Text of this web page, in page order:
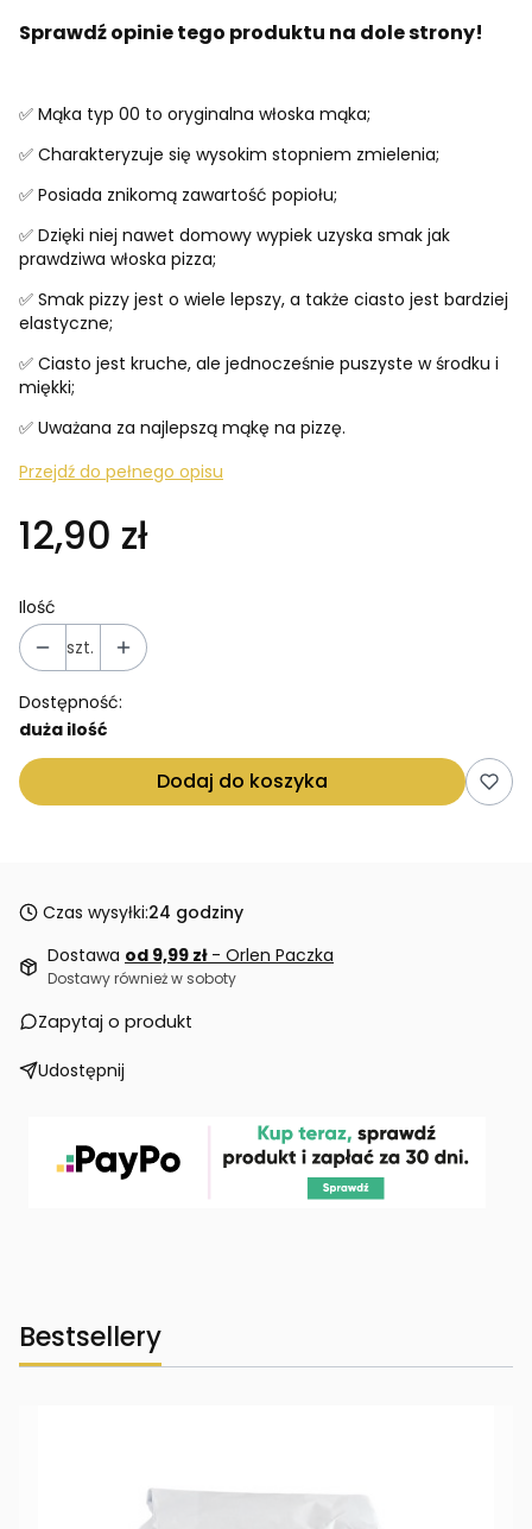
Sprawdź opinie tego produktu na dole strony!
✅ Mąka typ 00 to oryginalna włoska mąka;
✅ Charakteryzuje się wysokim stopniem zmielenia;
✅ Posiada znikomą zawartość popiołu;
✅ Dzięki niej nawet domowy wypiek uzyska smak jak
prawdziwa włoska pizza;
✅ Smak pizzy jest o wiele lepszy, a także ciasto jest bardziej
elastyczne;
✅ Ciasto jest kruche, ale jednocześnie puszyste w środku i
miękki;
✅ Uważana za najlepszą mąkę na pizzę.
Przejdź do pełnego opisu
12,90 zł
Ilość
szt.
Dostępność:
duża ilość
Dodaj do koszyka
Czas wysyłki:24 godziny
Dostawa od 9,99 zł - Orlen Paczka
Dostawy również w soboty
Zapytaj o produkt
Udostępnij
Bestsellery